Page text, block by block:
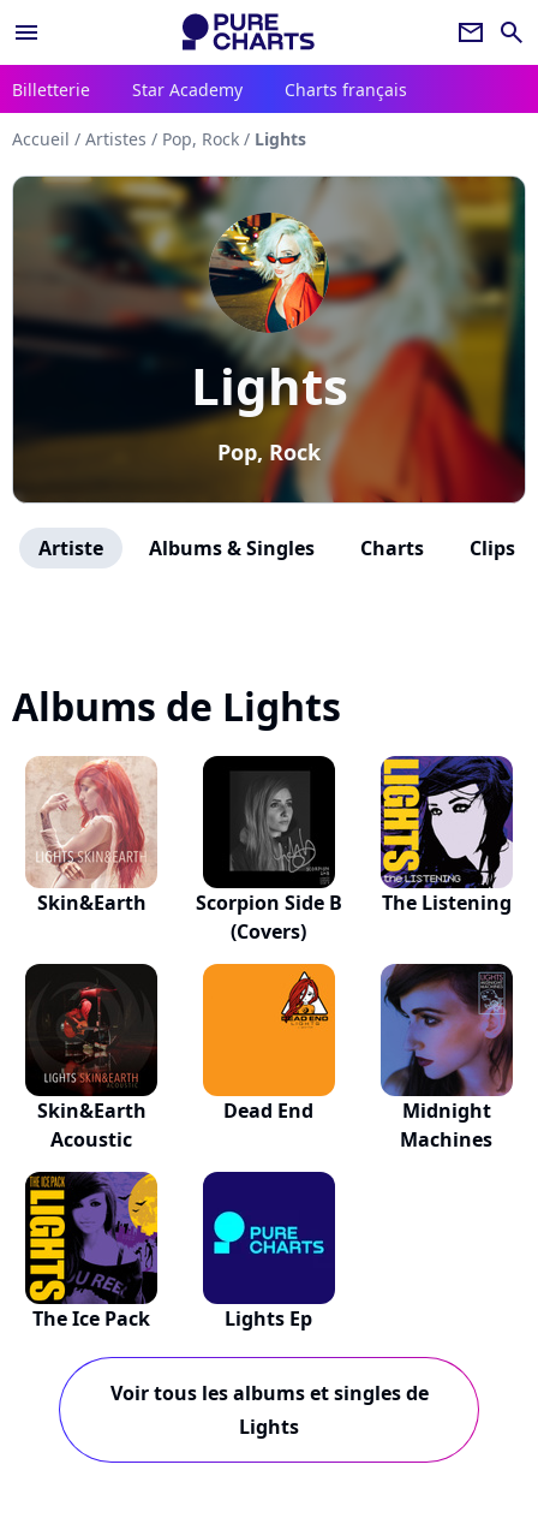
menu newsletter search
Billetterie Star Academy Charts français
Accueil / Artistes / Pop, Rock / Lights
Lights
Pop, Rock
Artiste Albums & Singles Charts Clips
Albums de Lights
Skin&Earth
Scorpion Side B
(Covers)
The Listening
Skin&Earth
Acoustic
Dead End
Midnight
Machines
The Ice Pack Lights Ep
Voir tous les albums et singles de
Lights